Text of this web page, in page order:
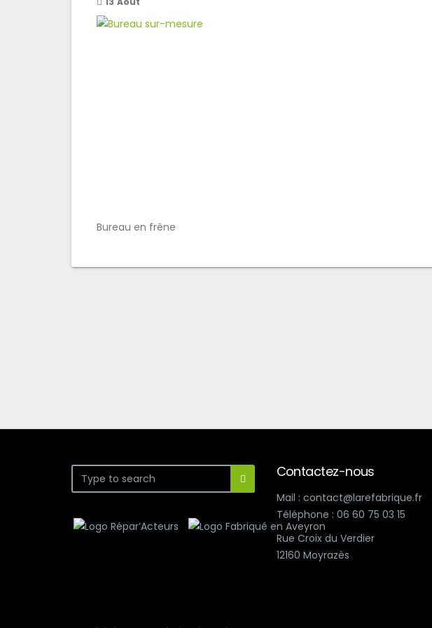
Bureau en frêne
Contactez-nous
Mail : contact@larefabrique.fr
Téléphone : 06 60 75 03 15
Rue Croix du Verdier
12160 Moyrazès